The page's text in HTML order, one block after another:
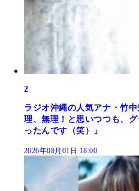
2
ラジオ沖縄の人気アナ・竹
理、無理！と思いつつも、
ったんです（笑）」
2026年08月01日 18:00